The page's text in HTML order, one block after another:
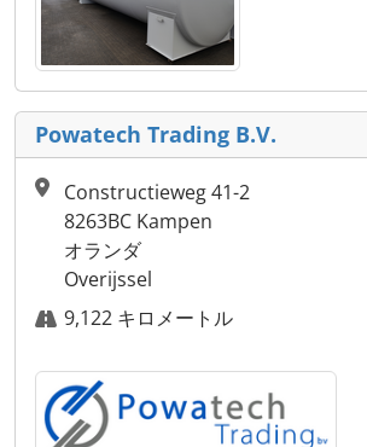
Powatech Trading B.V.
Constructieweg 41-2
8263BC Kampen
オランダ
Overijssel
9,122 キロメートル